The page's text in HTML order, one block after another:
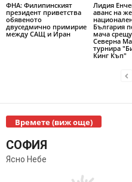
ФНА: Филипинският
президент приветства
обявеното
двуседмично примирие
между САЩ и Иран
Лидия
аванс на
България
мача
Северна
турнира
Кинг Къп"
Времете (виж още)
СОФИЯ
Ясно Небе